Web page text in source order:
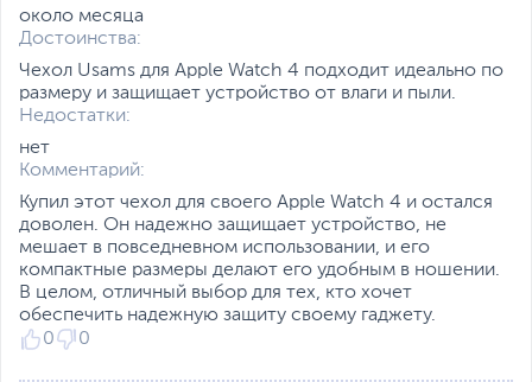
около месяца
Достоинства:
Чехол Usams для Apple Watch 4 подходит идеально по
размеру и защищает устройство от влаги и пыли.
Недостатки:
нет
Комментарий:
Купил этот чехол для своего Apple Watch 4 и остался
доволен. Он надежно защищает устройство, не
мешает в повседневном использовании, и его
компактные размеры делают его удобным в ношении.
В целом, отличный выбор для тех, кто хочет
обеспечить надежную защиту своему гаджету.
0
0